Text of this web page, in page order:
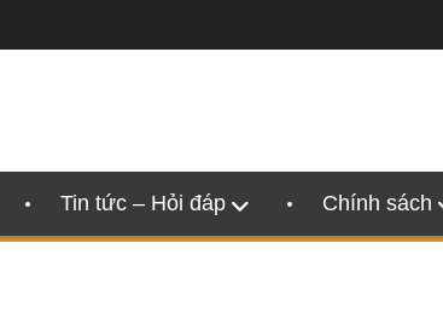
Tin tức – Hỏi đáp Chính sách